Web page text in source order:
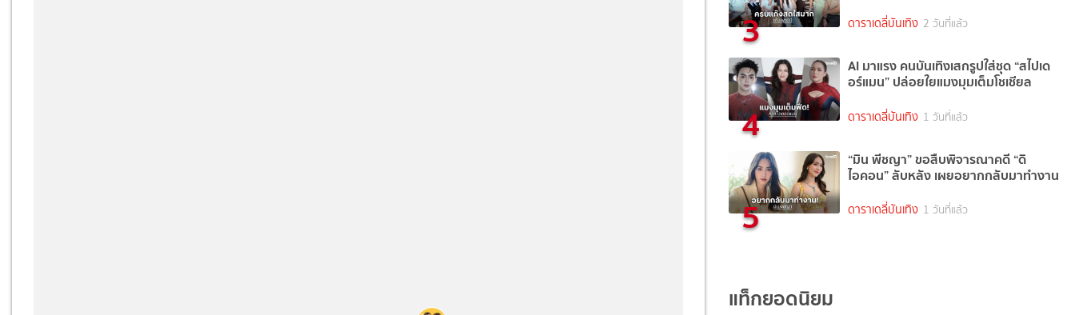
3 ดาราเดลี่บันเทิง 2 วันที่แล้ว
4
AI มาแรง คนบันเทิงเสกรูปใส่ชุด “สไปเด
อร์แมน” ปล่อยใยแมงมุมเต็มโชเชียล
ดาราเดลี่บันเทิง 1 วันที่แล้ว
5
“มิน พีชญา” ขอสืบพิจารณาคดี “ดิ
ไอคอน” ลับหลัง เผยอยากกลับมาทำงาน
ดาราเดลี่บันเทิง 1 วันที่แล้ว
แท็กยอดนิยม